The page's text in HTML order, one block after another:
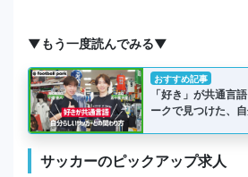
▼もう一度読んでみる▼
おすすめ記事
「好き」が共通言
ークで見つけた、
サッカーのピックアップ求人